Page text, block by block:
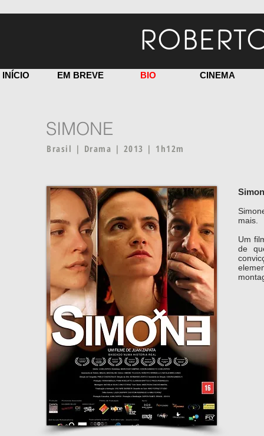
INÍCIO EM BREVE BIO CINEMA
SIMONE
Brasil | Drama | 2013 | 1h12m
mais.
Um
de